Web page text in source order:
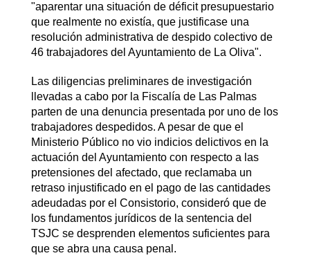
"aparentar una situación de déficit presupuestario
que realmente no existía, que justificase una
resolución administrativa de despido colectivo de
46 trabajadores del Ayuntamiento de La Oliva".
Las diligencias preliminares de investigación
llevadas a cabo por la Fiscalía de Las Palmas
parten de una denuncia presentada por uno de los
trabajadores despedidos. A pesar de que el
Ministerio Público no vio indicios delictivos en la
actuación del Ayuntamiento con respecto a las
pretensiones del afectado, que reclamaba un
retraso injustificado en el pago de las cantidades
adeudadas por el Consistorio, consideró que de
los fundamentos jurídicos de la sentencia del
TSJC se desprenden elementos suficientes para
que se abra una causa penal.